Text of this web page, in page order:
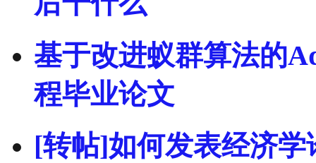
基于改进蚁群算法的
程毕业论文
[转帖]如何发表经济学